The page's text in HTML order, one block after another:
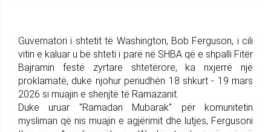
Guvernatori i shtetit të Washington, Bob Ferguson, i cili
vitin e kaluar u bë shteti i parë në SHBA që e shpalli Fitër
Bajramin festë zyrtare shtetërore, ka nxjerrë një
proklamatë, duke njohur periudhën 18 shkurt - 19 mars
2026 si muajin e shenjtë të Ramazanit.
Duke uruar "Ramadan Mubarak" për komunitetin
mysliman që nis muajin e agjërimit dhe lutjes, Fergusoni